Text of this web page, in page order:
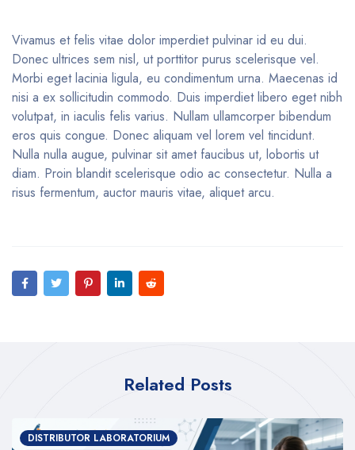
Vivamus et felis vitae dolor imperdiet pulvinar id eu dui.
Donec ultrices sem nisl, ut porttitor purus scelerisque vel.
Morbi eget lacinia ligula, eu condimentum urna. Maecenas id
nisi a ex sollicitudin commodo. Duis imperdiet libero eget nibh
volutpat, in iaculis felis varius. Nullam ullamcorper bibendum
eros quis congue. Donec aliquam vel lorem vel tincidunt.
Nulla nulla augue, pulvinar sit amet faucibus ut, lobortis ut
diam. Proin blandit scelerisque odio ac consectetur. Nulla a
risus fermentum, auctor mauris vitae, aliquet arcu.
Related Posts
DISTRIBUTOR LABORATORIUM